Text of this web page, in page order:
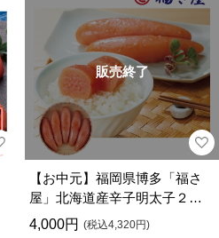
販売終了
【お中元】福岡県博多「福さ
屋」北海道産辛子明太子２１
０ｇ Ｇ－４
4,000円 (税込4,320円)